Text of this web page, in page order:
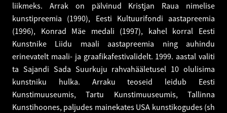
liikmeks. Arrak on pälvinud Kristjan Raua nimelise
kunstipreemia (1990), Eesti Kultuurifondi aastapreemia
(1996), Konrad Mäe medali (1997), kahel korral Eesti
Kunstnike Liidu maali aastapreemia ning auhindu
erinevatelt maali- ja graafikafestivalidelt. 1999. aastal valiti
ta Sajandi Sada Suurkuju rahvahääletusel 10 olulisima
kunstniku hulka. Arraku teoseid leidub Eesti
Kunstimuuseumis, Tartu Kunstimuuseumis, Tallinna
Kunstihoones, paljudes mainekates USA kunstikogudes (sh